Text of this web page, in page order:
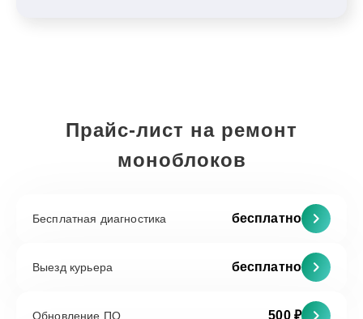
Прайс-лист на ремонт
моноблоков
Бесплатная диагностика бесплатно
Выезд курьера бесплатно
Обновление ПО 500 ₽